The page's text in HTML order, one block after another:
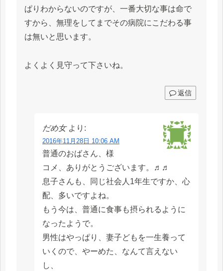
ぱりわからないのですが、一番大切な事は命で
すから、無理をしてまでその病院にこだわる事
は無いと思います。
よくよく見守って下さいね。
返信
だめ女 より:
2016年11月28日 10:06 AM
普通のおばさん、様
コメ、ありがとうございます。♬♬
息子さんも、同じ社会人1年生ですか、心
配、多いですよね。
もう今は、普通に食事も摂られるように
なったようで。
男性はやっぱり、妻子どもを一生養って
いくので、やーめた、なんて言えない
し、